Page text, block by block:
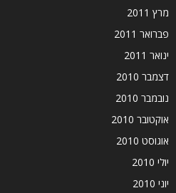
מרץ 2011
פברואר 2011
ינואר 2011
דצמבר 2010
נובמבר 2010
אוקטובר 2010
אוגוסט 2010
יולי 2010
יוני 2010